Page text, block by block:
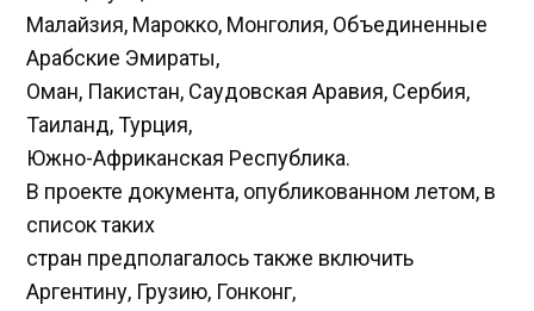
Малайзия, Марокко, Монголия, Объединенные
Арабские Эмираты,
Оман, Пакистан, Саудовская Аравия, Сербия,
Таиланд, Турция,
Южно-Африканская Республика.
В проекте документа, опубликованном летом, в
список таких
стран предполагалось также включить
Аргентину, Грузию, Гонконг,